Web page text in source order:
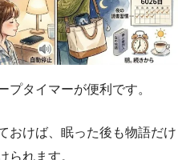
プタイマーが便利です。
おけば、眠った後も物語だけ
られます。